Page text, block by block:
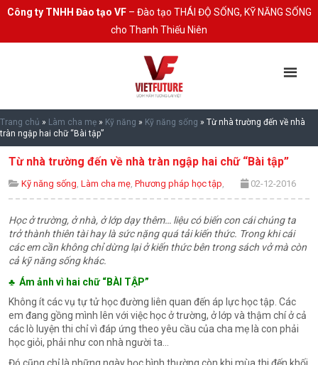
Công ty TNHH Đào tạo VF– Đào tạo THÁI ĐỘ SỐNG, KỸ NĂNG SỐNG
cho Thanh Thiếu Niên
Trang chủ » Làm cha mẹ » Kỹ năng » Kỹ năng sống » Từ nhà trường đến về nhà
tràn ngập hai chữ “Bài tập”
Từ nhà trường đến về nhà tràn ngập hai chữ “Bài tập”
Kỹ năng sống, Làm cha mẹ, Phương pháp học tập, 02-12-2016
Học ở trường, ở nhà, ở lớp dạy thêm… liệu có biến con cái chúng ta
trở thành thiên tài hay là sức nặng quá tải kiến thức. Trong khi cái
các em cần không chỉ dừng lại ở kiến thức bên trong sách vở mà còn
cả kỹ năng sống khác.
♣ Ám ảnh vì hai chữ “BÀI TẬP”
Không ít các vụ tự tử học đường liên quan đến áp lực học tập. Các
em đang gồng mình lên với việc học ở trường, ở lớp và thậm chí ở cả
các lò luyện thi chỉ vì đáp ứng theo yêu cầu của cha mẹ là con phải
học giỏi, phải như con nhà người ta…